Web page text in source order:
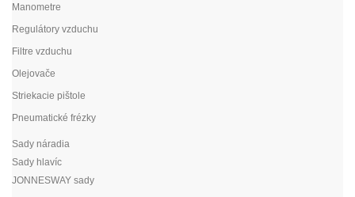
Manometre
Regulátory vzduchu
Filtre vzduchu
Olejovače
Striekacie pištole
Pneumatické frézky
Sady náradia
Sady hlavíc
JONNESWAY sady